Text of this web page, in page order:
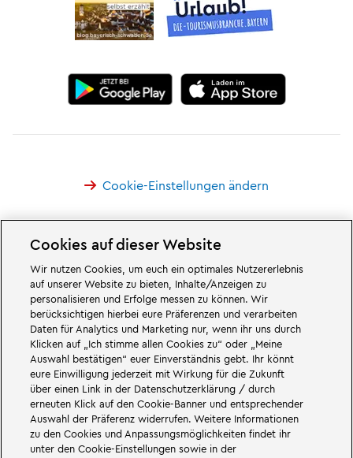
Großartiges erwartet euch in den Abenteuerwelten des Familien- und
Freizeitparks LEGOLAND Deutschland in Bayern. Erlebt spannende
Attraktionenund jede Menge LEGO® Spaß. LEGOLAND Deutschland Resort
ist einFreizeitparkfür Familien mit Kindern zwischen zwei und 12 Jahren.
Der LEGOLAND Park liegt bei Günzburg in Bayern. LEGOLAND Deutschland
ist einer der größten Freizeitparks in Bayern und einer der bekanntesten
und beliebtesten Freizeitparks in Deutschland. Der Themenpark bietet mit
68 Attraktionen und Achterbahnen ein einmaliges Erlebnis für Erwachsene
und Kinder. Neben dem Freizeitpark zählt auch ein Feriendorf mit
verschiedenen Möglichkeiten zurÜbernachtungzum LEGOLAND Resort.
Dort können Besucher in einerWaldabenteuer Lodge, im NINJAGO Quartier,
Pirateninsel Hotel, thematisierten Ferienhäusern, Ritterburgen, auf einem
Campingplatzund auch in Fässern übernachten.
LEGOLAND Deutschland Resort ist Teil der Merlin Entertainments Group.
Cookie-Einstellungen ändern
Cookies auf dieser Website
Wir nutzen Cookies, um euch ein optimales Nutzererlebnis
auf unserer Website zu bieten, Inhalte/Anzeigen zu
personalisieren und Erfolge messen zu können. Wir
berücksichtigen hierbei eure Präferenzen und verarbeiten
Daten für Analytics und Marketing nur, wenn ihr uns durch
Klicken auf „Ich stimme allen Cookies zu“ oder „Meine
Auswahl bestätigen“ euer Einverständnis gebt. Ihr könnt
eure Einwilligung jederzeit mit Wirkung für die Zukunft
über einen Link in der Datenschutzerklärung / durch
erneuten Klick auf den Cookie-Banner und entsprechender
Auswahl der Präferenz widerrufen. Weitere Informationen
zu den Cookies und Anpassungsmöglichkeiten findet ihr
unter den Cookie-Einstellungen sowie in der